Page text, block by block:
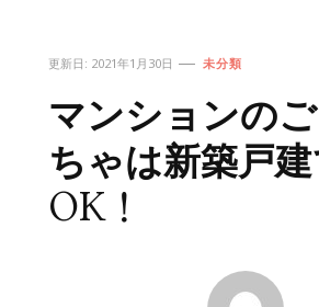
更新日: 2021年1月30日 未分類
マンションの
ちゃは新築戸
OK！